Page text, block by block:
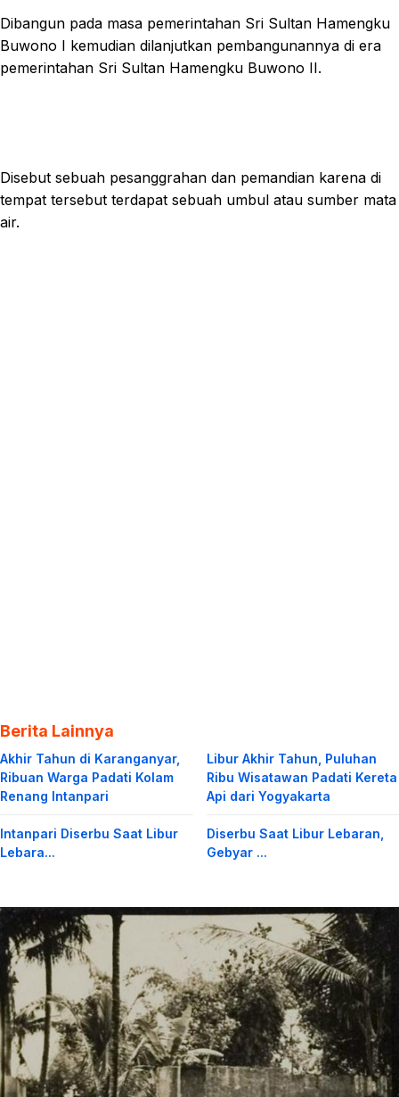
Dibangun pada masa pemerintahan Sri Sultan Hamengku
Buwono I kemudian dilanjutkan pembangunannya di era
pemerintahan Sri Sultan Hamengku Buwono II.
Disebut sebuah pesanggrahan dan pemandian karena di
tempat tersebut terdapat sebuah umbul atau sumber mata
air.
Berita Lainnya
Akhir Tahun di Karanganyar,
Ribuan Warga Padati Kolam
Renang Intanpari
Libur Akhir Tahun, Puluhan
Ribu Wisatawan Padati Kereta
Api dari Yogyakarta
Intanpari Diserbu Saat Libur
Lebara...
Diserbu Saat Libur Lebaran,
Gebyar ...